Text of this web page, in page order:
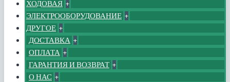
ХОДОВАЯ +
ЭЛЕКТРООБОРУДОВАНИЕ +
ДРУГОЕ +
ДОСТАВКА +
ОПЛАТА +
ГАРАНТИЯ И ВОЗВРАТ +
О НАС +